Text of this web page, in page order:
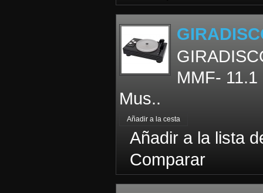
MMF-
Mus..
Añadir a la lista
Comparar